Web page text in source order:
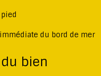
du bord de mer
bien